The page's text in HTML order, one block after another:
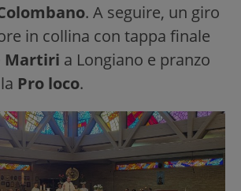
. A seguire, un giro
in collina con tappa finale
Martiri a Longiano e pranzo
Pro loco.